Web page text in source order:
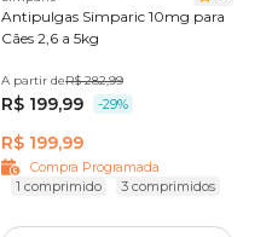
Antipulgas Simparic 10mg para
Cães 2,6 a 5kg
A partir deR$ 282,99
R$ 199,99 -29%
R$ 199,99
Compra Programada
1 comprimido
3 comprimidos